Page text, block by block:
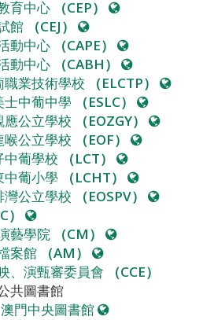
育中心 （CEP）
網
館 （CEJ）
網
站
動中心 （CAPE）
網
站
動中心 （CABH）
網
站
職業技術學校 （ELCTP）
網
士中葡中學 （ESLC）
網
站
應公立學校 （EOZGY）
網
喉公立學校 （EOF）
網
中葡學校 （LCT）
網
站
中葡小學 （LCHT）
網
站
灣公立學校 （EOSPV）
網
）
網
站
藝學院 （CM）
網
案館 （AM）
網
站
、演甄審委員會
（CCE）
共圖書館
澳門中央圖書館
網